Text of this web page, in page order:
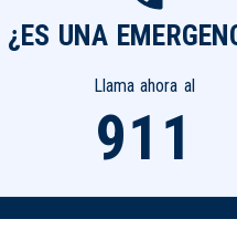
¿ES UNA
Llama ahora al
911